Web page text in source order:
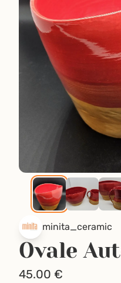
minita_ceramic
Ovale
45.00 €